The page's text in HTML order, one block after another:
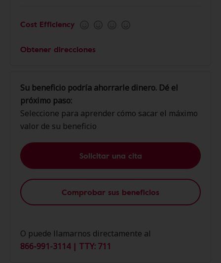
Cost Efficiency
Obtener direcciones
Su beneficio podría ahorrarle dinero. Dé el
próximo paso:
Seleccione para aprender cómo sacar el máximo
valor de su beneficio
Solicitar una cita
Comprobar sus beneficios
O puede llamarnos directamente al
866-991-3114 | TTY: 711